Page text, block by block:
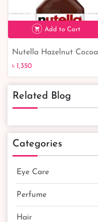
Add to Cart
Nutella Hazelnut Cocoa
Spread - cutpricebd |
৳ 1,350
Related Blog
Categories
Eye Care
Perfume
Hair